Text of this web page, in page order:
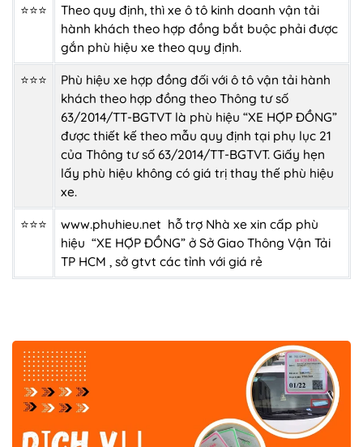
⭐⭐⭐
Theo quy định, thì xe ô tô kinh doanh vận tải
hành khách theo hợp đồng bắt buộc phải được
gắn phù hiệu xe theo quy định.
⭐⭐⭐
Phù hiệu xe hợp đồng đối với ô tô vận tải hành
khách theo hợp đồng theo Thông tư số
63/2014/TT-BGTVT là phù hiệu “XE HỢP ĐỒNG”
được thiết kế theo mẫu quy định tại phụ lục 21
của Thông tư số 63/2014/TT-BGTVT. Giấy hẹn
lấy phù hiệu không có giá trị thay thế phù hiệu
xe.
⭐⭐⭐
www.phuhieu.net hỗ trợ Nhà xe xin cấp phù
hiệu “XE HỢP ĐỒNG” ở Sở Giao Thông Vận Tải
TP HCM , sở gtvt các tỉnh với giá rẻ